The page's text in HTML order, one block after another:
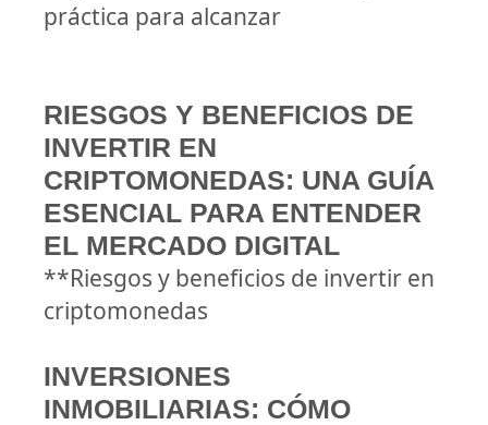
práctica para alcanzar
RIESGOS Y BENEFICIOS DE
INVERTIR EN
CRIPTOMONEDAS: UNA GUÍA
ESENCIAL PARA ENTENDER
EL MERCADO DIGITAL
**Riesgos y beneficios de invertir en
criptomonedas
INVERSIONES
INMOBILIARIAS: CÓMO